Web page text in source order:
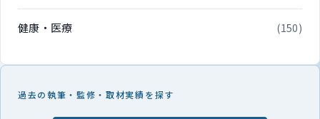
健康・医療 (150)
過去の執筆・監修・取材実績を探す